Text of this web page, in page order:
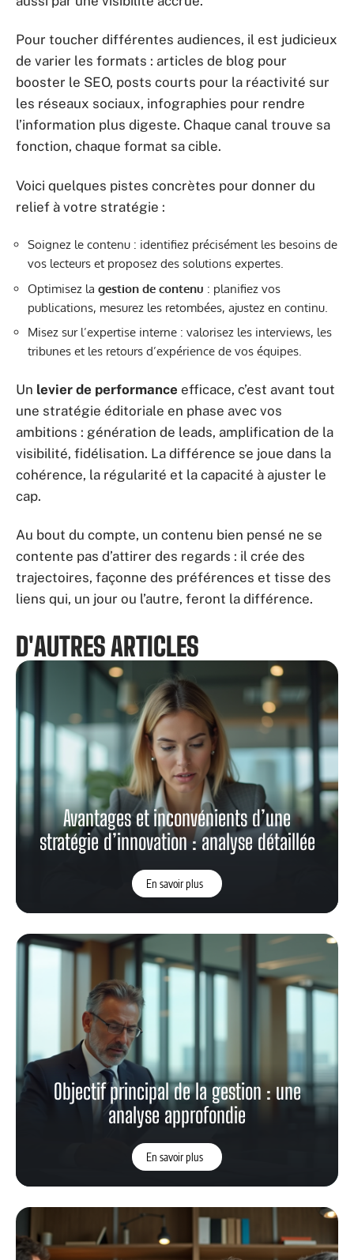
Pour toucher différentes audiences, il est judicieux
de varier les formats : articles de blog pour
booster le SEO, posts courts pour la réactivité sur
les réseaux sociaux, infographies pour rendre
l’information plus digeste. Chaque canal trouve sa
fonction, chaque format sa cible.
Voici quelques pistes concrètes pour donner du
relief à votre stratégie :
Soignez le contenu : identifiez précisément les besoins de
vos lecteurs et proposez des solutions expertes.
Optimisez la gestion de contenu : planifiez vos
publications, mesurez les retombées, ajustez en continu.
Misez sur l’expertise interne : valorisez les interviews, les
tribunes et les retours d’expérience de vos équipes.
Un levier de performance efficace, c’est avant tout
une stratégie éditoriale en phase avec vos
ambitions : génération de leads, amplification de la
visibilité, fidélisation. La différence se joue dans la
cohérence, la régularité et la capacité à ajuster le
cap.
Au bout du compte, un contenu bien pensé ne se
contente pas d’attirer des regards : il crée des
trajectoires, façonne des préférences et tisse des
liens qui, un jour ou l’autre, feront la différence.
D'AUTRES ARTICLES
Avantages et inconvénients d’une
stratégie d’innovation : analyse détaillée
En savoir plus
Objectif principal de la gestion : une
analyse approfondie
En savoir plus